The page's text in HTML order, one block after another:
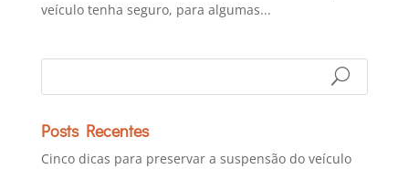
veículo tenha seguro, para algumas...
Posts Recentes
Cinco dicas para preservar a suspensão do veículo